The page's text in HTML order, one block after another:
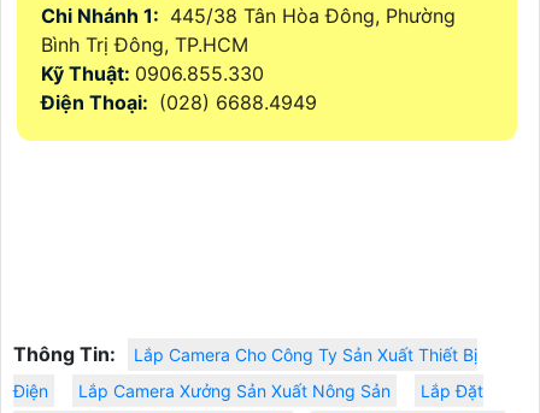
Chi Nhánh 1: 445/38 Tân Hòa Đông, Phường
Bình Trị Đông, TP.HCM
Kỹ Thuật: 0906.855.330
Điện Thoại: (028) 6688.4949
Thông Tin:
Lắp Camera Cho Công Ty Sản Xuất Thiết Bị
Điện
Lắp Camera Xưởng Sản Xuất Nông Sản
Lắp Đặt